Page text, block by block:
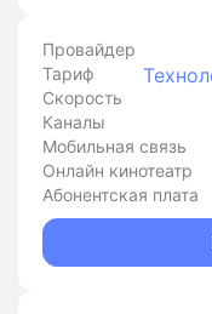
Провайдер
Тариф
Скорость
Каналы
Мобильная связь
Онлайн кинотеатр
Абонентская плата